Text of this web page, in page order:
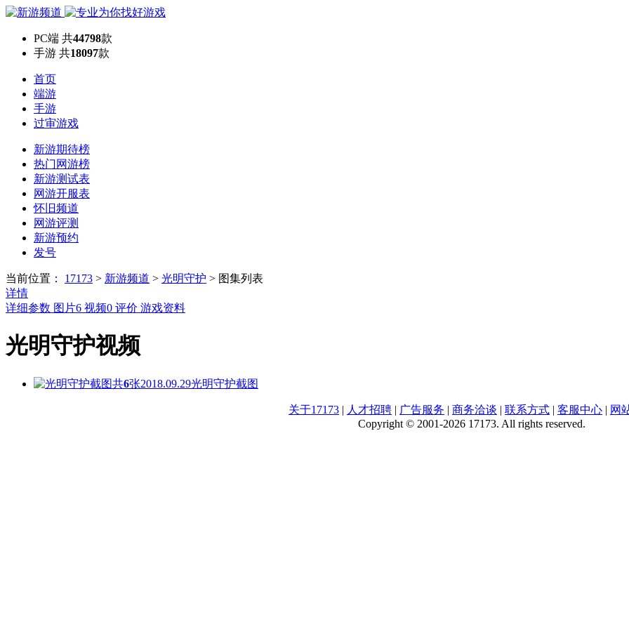
PC端 共44798款
手游 共18097款
首页
端游
手游
过审游戏
新游期待榜
热门网游榜
新游测试表
网游开服表
怀旧频道
网游评测
新游预约
发号
当前位置： 17173 > 新游频道 > 光明守护 > 图集列表
详情
详细参数 图片6 视频0 评价 游戏资料
光明守护视频
共6张2018.09.29光明守护截图
关于17173 | 人才招聘 | 广告服务 | 商务洽谈 | 联系方式 | 客服中心 | 网
Copyright © 2001-2026 17173. All rights reserved.